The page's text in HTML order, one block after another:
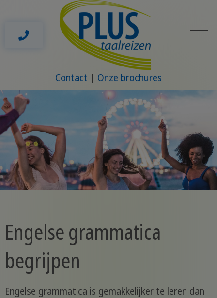
Contact Onze brochures
Engelse grammatica
begrijpen
Engelse grammatica is gemakkelijker te leren dan